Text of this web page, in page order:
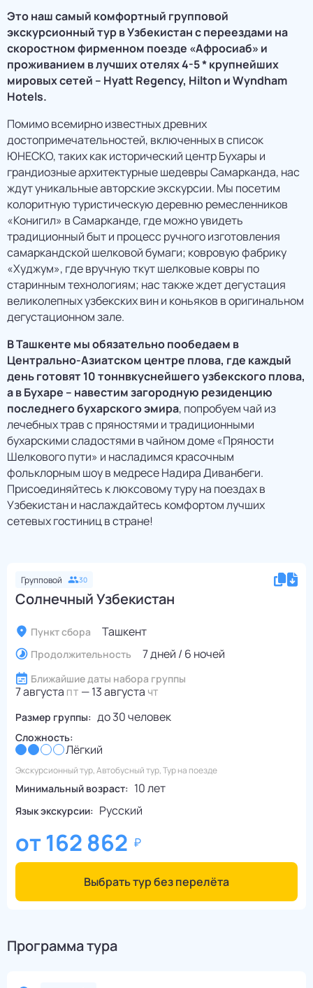
Это наш самый комфортный групповой
экскурсионный тур в Узбекистан с переездами на
скоростном фирменном поезде «Афросиаб» и
проживанием в лучших отелях 4-5 * крупнейших
мировых сетей – Hyatt Regency, Hilton и Wyndham
Hotels.
Помимо всемирно известных древних
достопримечательностей, включенных в список
ЮНЕСКО, таких как исторический центр Бухары и
грандиозные архитектурные шедевры Самарканда, нас
ждут уникальные авторские экскурсии. Мы посетим
колоритную туристическую деревню ремесленников
«Конигил» в Самарканде, где можно увидеть
традиционный быт и процесс ручного изготовления
самаркандской шелковой бумаги; ковровую фабрику
«Худжум», где вручную ткут шелковые ковры по
старинным технологиям; нас также ждет дегустация
великолепных узбекских вин и коньяков в оригинальном
дегустационном зале.
В Ташкенте мы обязательно пообедаем в
Центрально-Азиатском центре плова, где каждый
день готовят 10 тоннвкуснейшего узбекского плова,
а в Бухаре – навестим загородную резиденцию
последнего бухарского эмира, попробуем чай из
лечебных трав с пряностями и традиционными
бухарскими сладостями в чайном доме «Пряности
Шелкового пути» и насладимся красочным
фольклорным шоу в медресе Надира Диванбеги.
Присоединяйтесь к люксовому туру на поездах в
Узбекистан и наслаждайтесь комфортом лучших
сетевых гостиниц в стране!
Групповой 30
Солнечный Узбекистан
Пункт сбора Ташкент
Продолжительность 7 дней / 6 ночей
Ближайшие даты набора группы
7 августа ПТ —13 августа ЧТ
Размер группы: до30человек
Сложность:
Лёгкий
Экскурсионный тур, Автобусный тур, Тур на поезде
Минимальный возраст: 10 лет
Язык экскурсии: Русский
от162 862
Выбрать тур без перелёта
Программа тура